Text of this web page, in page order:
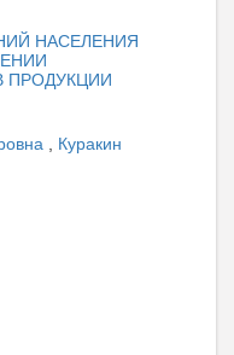
НАСЕЛЕНИЯ
ПРОДУКЦИИ
Куракин